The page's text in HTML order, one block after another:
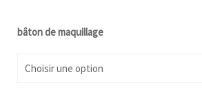
bâton de maquillage
Choisir une option